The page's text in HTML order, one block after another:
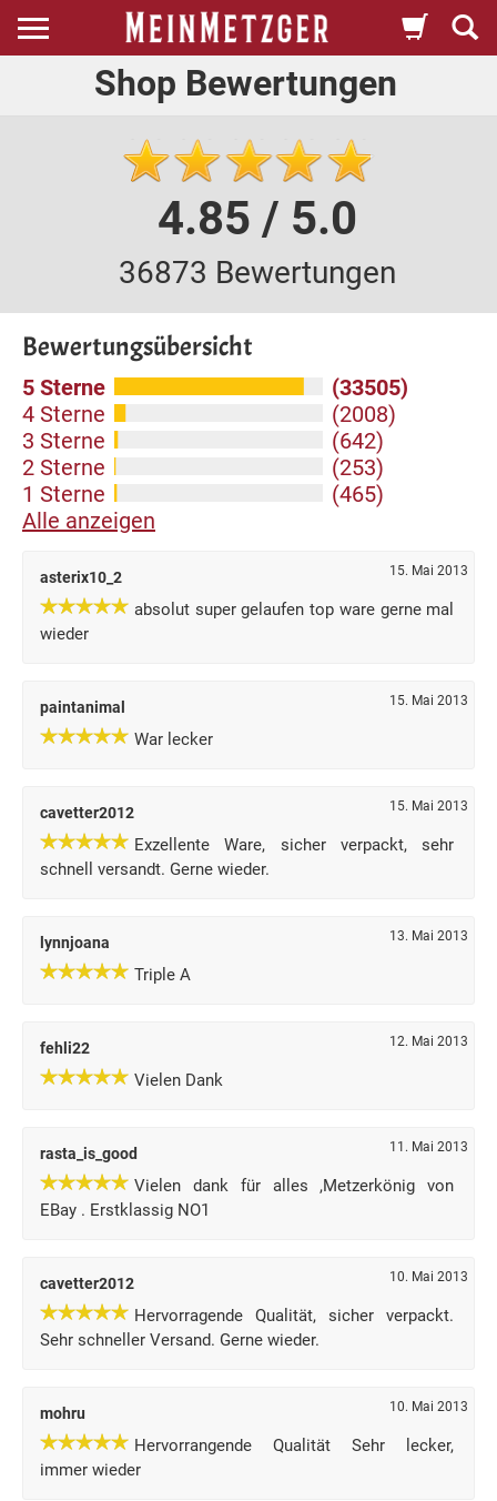
Shop Bewertungen
4.85 / 5.0
36873 Bewertungen
Bewertungsübersicht
5 Sterne
(33505)
4 Sterne
(2008)
3 Sterne
(642)
2 Sterne
(253)
1 Sterne
(465)
Alle anzeigen
asterix10_2 15. Mai 2013
absolut super gelaufen top ware gerne mal
wieder
paintanimal 15. Mai 2013
War lecker
cavetter2012 15. Mai 2013
Exzellente Ware, sicher verpackt, sehr
schnell versandt. Gerne wieder.
lynnjoana 13. Mai 2013
Triple A
fehli22 12. Mai 2013
Vielen Dank
rasta_is_good 11. Mai 2013
Vielen dank für alles ,Metzerkönig von
EBay . Erstklassig NO1
cavetter2012 10. Mai 2013
Hervorragende Qualität, sicher verpackt.
Sehr schneller Versand. Gerne wieder.
mohru 10. Mai 2013
Hervorrangende Qualität Sehr lecker,
immer wieder